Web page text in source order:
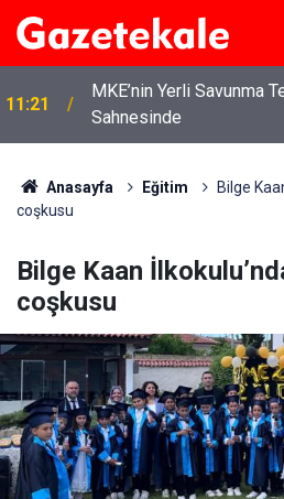
11:21
MKE’nin Yerli Savunma
Sahnesinde
Anasayfa Eğitim
Bilge
coşkusu
Bilge Kaan
coşkusu